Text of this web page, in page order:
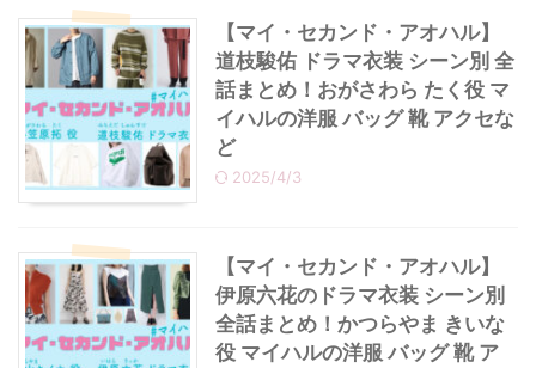
【マイ・セカンド・アオハル】
道枝駿佑 ドラマ衣装 シーン別 全
話まとめ！おがさわら たく役 マ
イハルの洋服 バッグ 靴 アクセな
ど
2025/4/3
【マイ・セカンド・アオハル】
伊原六花のドラマ衣装 シーン別
全話まとめ！かつらやま きいな
役 マイハルの洋服 バッグ 靴 ア